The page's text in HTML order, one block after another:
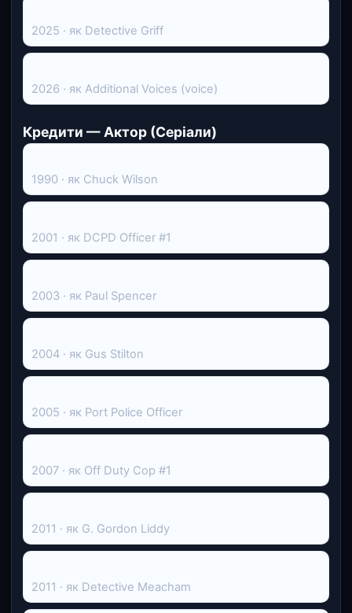
2025 · як Detective Griff
2026 · як Additional Voices (voice)
Кредити — Актор (Серіали)
1990 · як Chuck Wilson
2001 · як DCPD Officer #1
2003 · як Paul Spencer
2004 · як Gus Stilton
2005 · як Port Police Officer
2007 · як Off Duty Cop #1
2011 · як G. Gordon Liddy
2011 · як Detective Meacham